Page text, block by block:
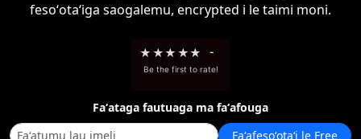
fesoʻotaʻiga saogalemu, encrypted i le taimi moni.
★ ★★ ★★ -
Be the first to rate!
Faʻataga fautuaga ma faʻafouga
Faʻafesoʻotaʻi le Free